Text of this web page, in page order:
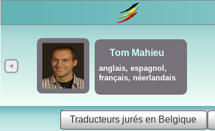
Traducteurs jurés en Belgique
Tom Mahieu
anglais, espagnol,
français, néerlandais